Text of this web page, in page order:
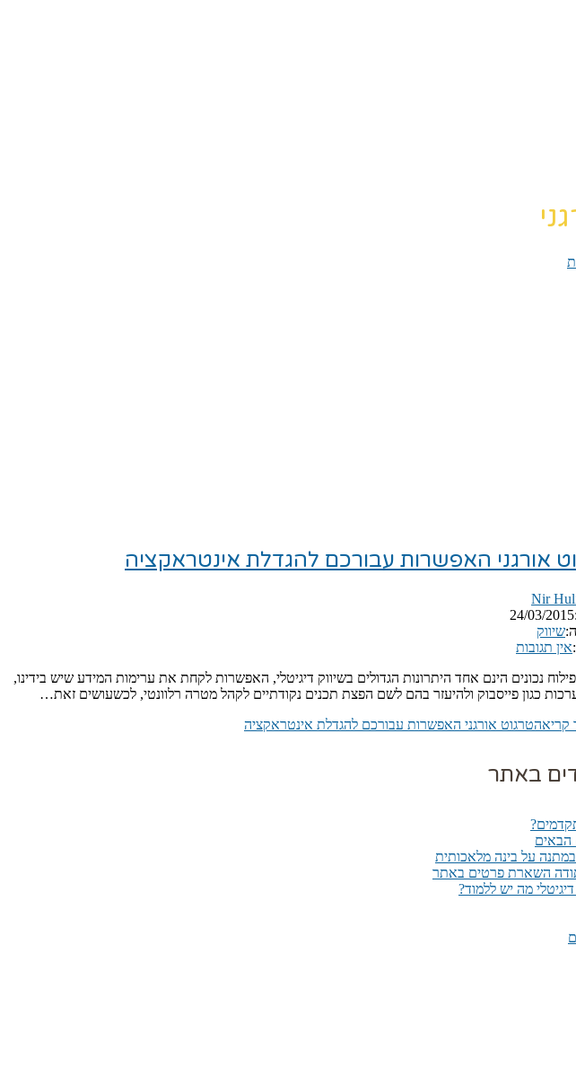
אורגני האפשרות עבורכם להגדלת אינטראקציה
Nir
24/03/2015
שיווק
אין תגובות
נכונים הינם אחד היתרונות הגדולים בשיווק דיגיטלי, האפשרות לקחת את ערימות המידע שיש בידינו,
כגון פייסבוק ולהיעזר בהם לשם הפצת תכנים נקודתיים לקהל מטרה רלוונטי, לכשעושים זאת…
קריאהטרגוט אורגני האפשרות עבורכם להגדלת אינטראקציה
באתר
הבאים
על בינה מלאכותית
השארת פרטים באתר
מה יש ללמוד?